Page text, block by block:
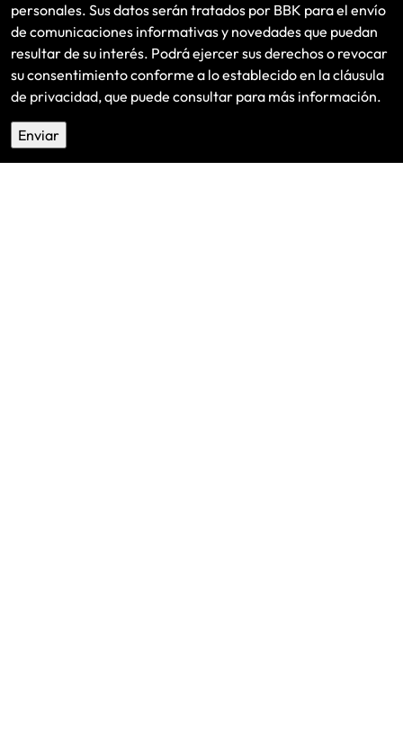
personales. Sus datos serán tratados por BBK para el envío
de comunicaciones informativas y novedades que puedan
resultar de su interés. Podrá ejercer sus derechos o revocar
su consentimiento conforme a lo establecido en lacláusula
de privacidad, que puede consultar para más información.